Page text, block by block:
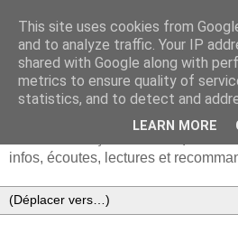
infos, écoutes, lectures et
This site uses cookies from
and to analyze traffic. Your IP
shared with Google along with
metrics to ensure quality of
statistics, and to detect and
LEARN MORE